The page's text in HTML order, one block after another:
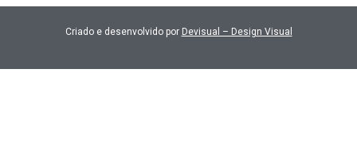
Criado e desenvolvido por Devisual – Design Visual